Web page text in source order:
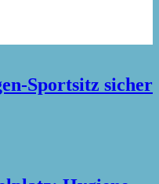
Sportsitz sicher